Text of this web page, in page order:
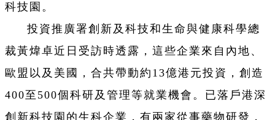
科技園。
投資推廣署創新及科技和生命與健康科學總
裁黃煒卓近日受訪時透露，這些企業來自內地、
歐盟以及美國，合共帶動約13億港元投資，創造
400至500個科研及管理等就業機會。已落戶港深
創新科技園的生科企業，有兩家從事藥物研發，